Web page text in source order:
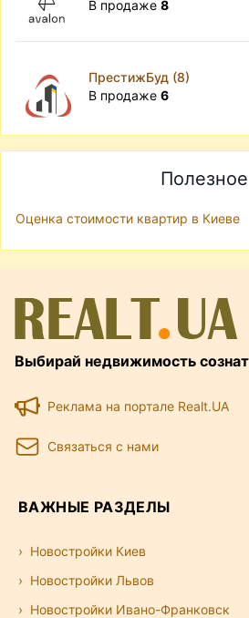
В продаже 8
ПрестижБуд (8)
В продаже 6
Полезное
Оценка стоимости квартир в Киеве
Выбирай недвижимость
Реклама на портале Realt.UA
Связаться с нами
ВАЖНЫЕ РАЗДЕЛЫ
Новостройки Киев
Новостройки Львов
Новостройки Ивано-Франковск